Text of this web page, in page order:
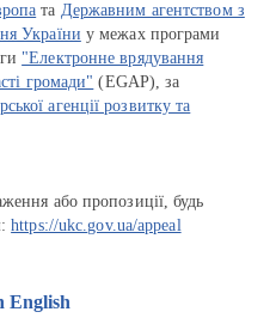
та Державним агентством з
України у межах програми
"Електронне врядування
громади" (EGAP), за
агенції розвитку та
або пропозиції, будь
https://ukc.gov.ua/appeal
English